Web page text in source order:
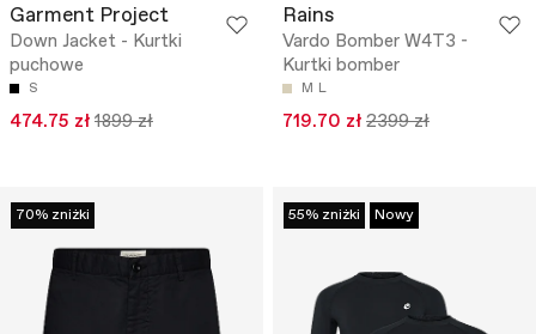
Garment Project
Down Jacket - Kurtki
puchowe
S
474.75 zł 1899 zł
Rains
Vardo Bomber W4T3 -
Kurtki bomber
M L
719.70 zł 2399 zł
70% zniżki 55% zniżki Nowy